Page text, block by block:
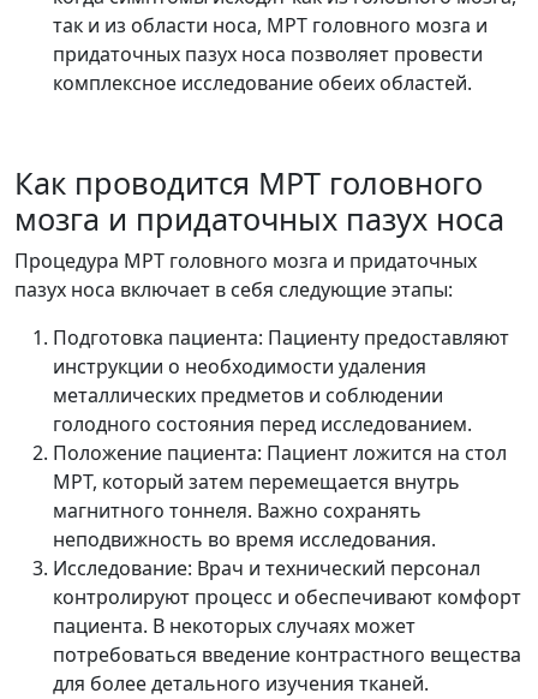
так и из области носа, МРТ головного мозга и
придаточных пазух носа позволяет провести
комплексное исследование обеих областей.
Как проводится МРТ головного
мозга и придаточных пазух носа
Процедура МРТ головного мозга и придаточных
пазух носа включает в себя следующие этапы:
Подготовка пациента: Пациенту предоставляют
инструкции о необходимости удаления
металлических предметов и соблюдении
голодного состояния перед исследованием.
Положение пациента: Пациент ложится на стол
МРТ, который затем перемещается внутрь
магнитного тоннеля. Важно сохранять
неподвижность во время исследования.
Исследование: Врач и технический персонал
контролируют процесс и обеспечивают комфорт
пациента. В некоторых случаях может
потребоваться введение контрастного вещества
для более детального изучения тканей.